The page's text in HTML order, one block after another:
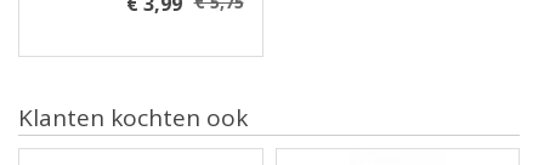
Klanten kochten ook